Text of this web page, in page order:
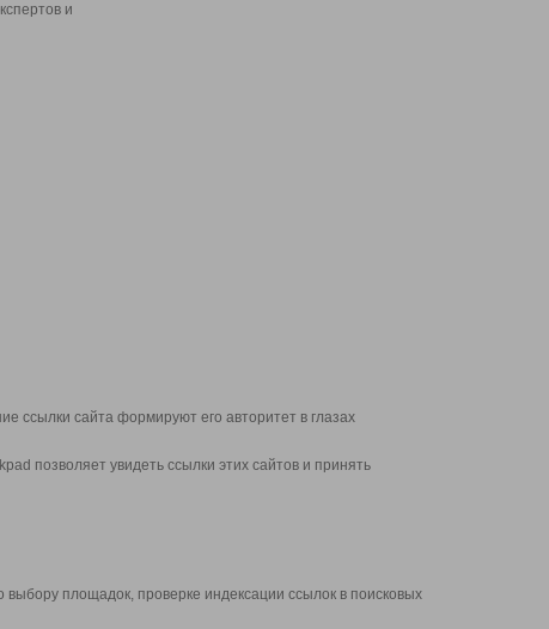
и
ссылки сайта формируют его авторитет в глазах
позволяет увидеть ссылки этих сайтов и принять
площадок, проверке индексации ссылок в поисковых